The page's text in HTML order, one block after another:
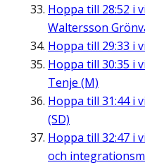
Hoppa till 28:52 i
Waltersson
Hoppa till 29:33 i
Hoppa till 30:35 i
Tenje (M)
Hoppa till 31:44i
(SD)
Hoppa till 32:47 i
och